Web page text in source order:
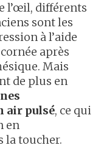
l’œil, différents
sont les
à l’aide
après
Mais
de plus en
air pulsé, ce qui
en
la toucher.